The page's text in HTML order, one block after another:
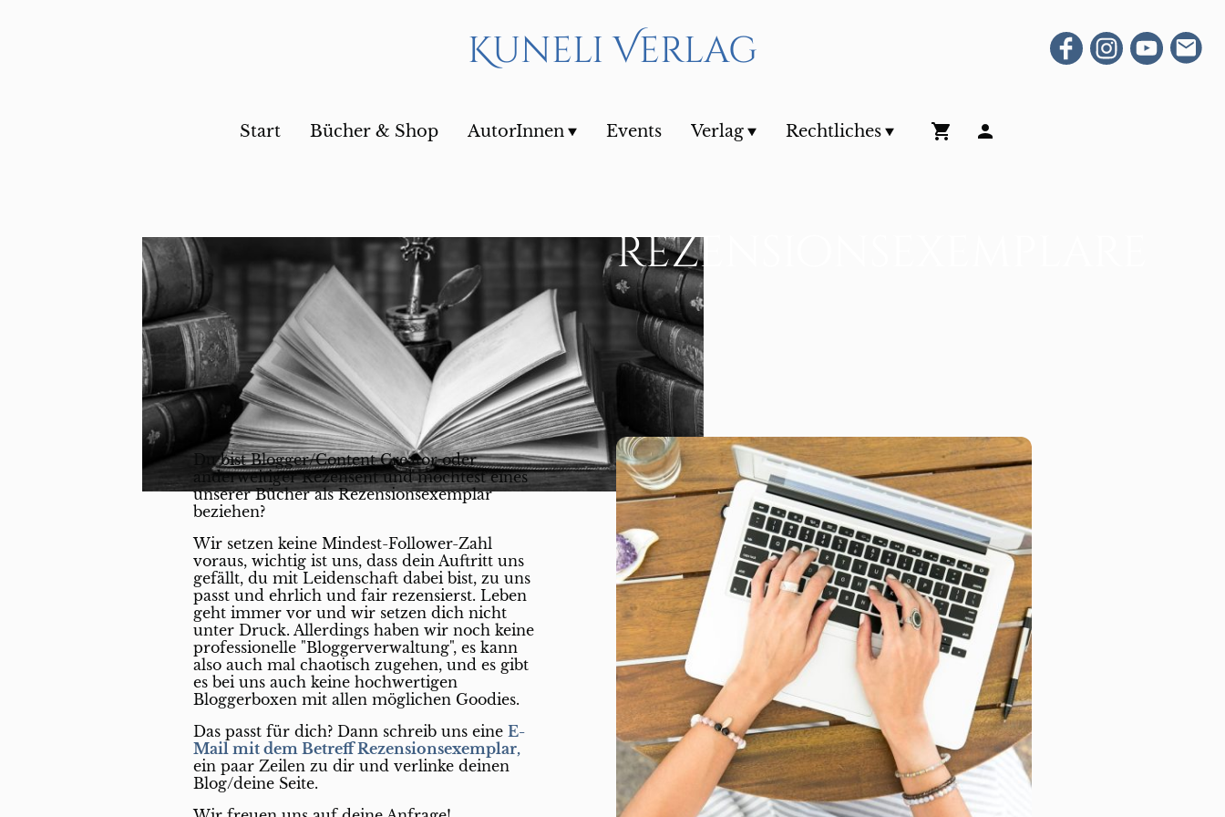
Kuneli Verlag
Start Bücher & Shop AutorInnen Events Verlag Rechtliches
rezensionsexemplare
Du bist Blogger/Content Creator oder
anderweitiger Rezensent und möchtest eines
unserer Bücher als Rezensionsexemplar
beziehen?
Wir setzen keine Mindest-Follower-Zahl
voraus, wichtig ist uns, dass dein Auftritt uns
gefällt, du mit Leidenschaft dabei bist, zu uns
passt und ehrlich und fair rezensierst. Leben
geht immer vor und wir setzen dich nicht
unter Druck. Allerdings haben wir noch keine
professionelle "Bloggerverwaltung", es kann
also auch mal chaotisch zugehen, und es gibt
es bei uns auch keine hochwertigen
Bloggerboxen mit allen möglichen Goodies.
Das passt für dich? Dann schreib uns eine E-
Mail mit dem Betreff Rezensionsexemplar,
ein paar Zeilen zu dir und verlinke deinen
Blog/deine Seite.